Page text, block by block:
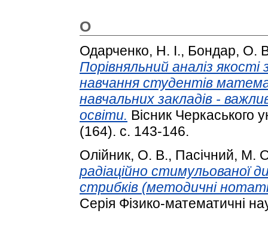
О
Одарченко, Н. І., Бондар, О.
Порівняльний аналіз якості
навчання студентів
навчальних закладів -
освіти. Вісник Черкаського
(164). с. 143-146.
Олійник, О. В., Пасічний, М.
радіаційно стимульованої
стрибків (методичні
Серія Фізико-математичні